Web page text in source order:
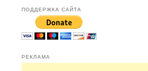
ПОДДЕРЖКА САЙТА
РЕКЛАМА